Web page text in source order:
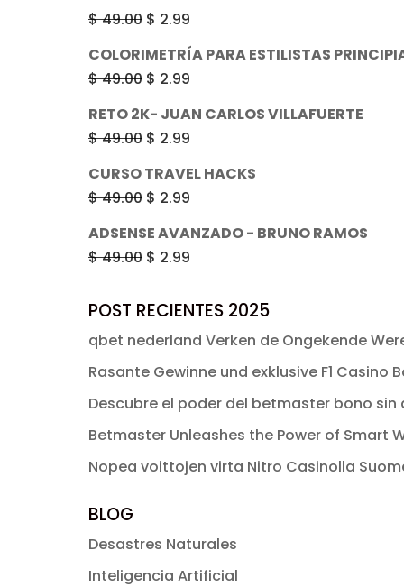
original
era:
$ 49.00.$ 2.99.
$49.00 El
precio
original
era:
$ 49.00.
$ 2.99
precio
$ 2.99.
COLORIMETRÍA PARA ESTILISTAS
$49.00 El
original
era:
$ 49.00.
$ 2.99
$ 2.99.
RETO 2K- JUAN CARLOS VILLAFUERTE
$49.00 El
original
era:
$ 49.00.
$ 2.99
$ 2.99.
CURSO TRAVEL HACKS
$49.00 El
original
era:
$ 2.99
ADSENSE AVANZADO - BRUNO RAMOS
$49.00 El
original
era:
$ 2.99
actual
es:
POST RECIENTES 2025
qbet nederland Verken de Ongekende
Rasante Gewinne und exklusive F1 Casino
Descubre el poder del betmaster bono
Betmaster Unleashes the Power of Smart
Nopea voittojen virta Nitro Casinolla
BLOG
Desastres Naturales
Inteligencia Artificial